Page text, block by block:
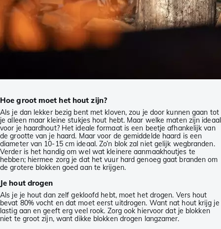
Hoe groot moet het hout zijn?
Als je dan lekker bezig bent met kloven, zou je door kunnen gaan tot
je alleen maar kleine stukjes hout hebt. Maar welke maten zijn ideaal
voor je haardhout? Het ideale formaat is een beetje afhankelijk van
de grootte van je haard. Maar voor de gemiddelde haard is een
diameter van 10-15 cm ideaal. Zo’n blok zal niet gelijk wegbranden.
Verder is het handig om wel wat kleinere aanmaakhoutjes te
hebben; hiermee zorg je dat het vuur hard genoeg gaat branden om
de grotere blokken goed aan te krijgen.
Je hout drogen
Als je je hout dan zelf gekloofd hebt, moet het drogen. Vers hout
bevat 80% vocht en dat moet eerst uitdrogen. Want nat hout krijg je
lastig aan en geeft erg veel rook. Zorg ook hiervoor dat je blokken
niet te groot zijn, want dikke blokken drogen langzamer.